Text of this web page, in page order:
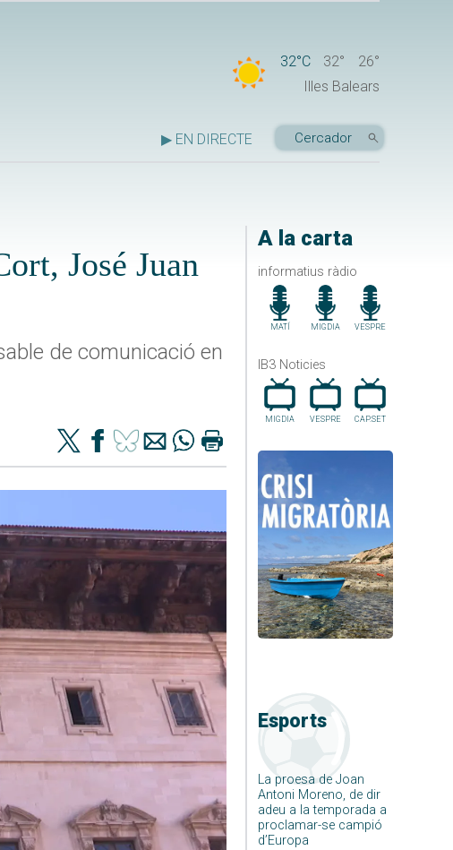
32°C 32°
26°
Illes Balears
▶ EN DIRECTE
A la carta
informatius ràdio
MATÍ MIGDIA VESPRE
IB3 Noticies
MIGDIA VESPRE CAP.SET
Esports
La proesa de Joan
Antoni Moreno, de dir
adeu a la temporada a
proclamar-se campió
d’Europa
José Juan
de comunicació en